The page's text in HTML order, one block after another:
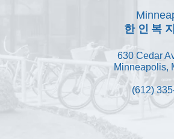
한인복
630 Cedar
Minneapolis,
(612)